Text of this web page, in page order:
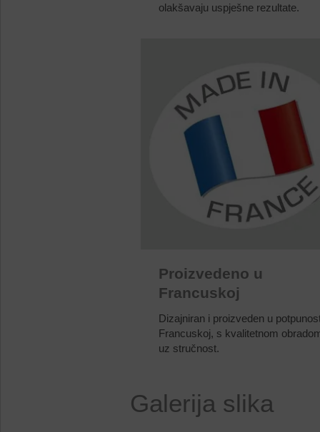
olakšavaju uspješne rezultate.
Proizvedeno u
Francuskoj
Dizajniran i proizveden u
Francuskoj, s kvalitetnom
uz stručnost.
Galerija slika